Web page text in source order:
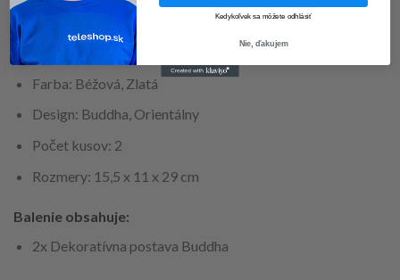
Špecifikácie:
Materiál: Živica
Farba: Béžová, Zlatá
Design: Buddha, Orientálny
Počet kusov: 2
Rozmery: 15,5 x 11 x 29 cm
Balenie obsahuje:
2x Dekoratívna postava Buddha
Kedykoľvek sa môžete odhlásiť
Nie, ďakujem